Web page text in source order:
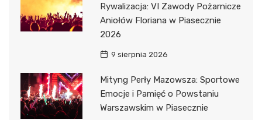
Rywalizacja: VI Zawody Pożarnicze
Aniołów Floriana w Piasecznie
2026
9 sierpnia 2026
Mityng Perły Mazowsza: Sportowe
Emocje i Pamięć o Powstaniu
Warszawskim w Piasecznie